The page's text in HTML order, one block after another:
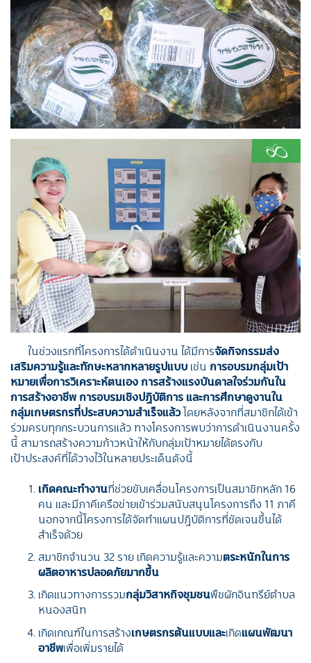
ในช่วงแรกที่โครงการได้ดำเนินงาน ได้มีการจัดกิจกรรมส่ง
เสริมความรู้และทักษะหลากหลายรูปแบบ เช่น การอบรมกลุ่มเป้า
หมายเพื่อการวิเคราะห์ตนเอง การสร้างแรงบันดาลใจร่วมกันใน
การสร้างอาชีพ การอบรมเชิงปฏิบัติการ และการศึกษาดูงานใน
กลุ่มเกษตรกรที่ประสบความสำเร็จแล้วโดยหลังจากที่สมาชิกได้เข้า
ร่วมครบทุกกระบวนการแล้ว ทางโครงการพบว่าการดำเนินงานครั้ง
นี้ สามารถสร้างความก้าวหน้าให้กับกลุ่มเป้าหมายได้ตรงกับ
เป้าประสงค์ที่ได้วางไว้ในหลายประเด็นดังนี้
เกิดคณะทำงานที่ช่วยขับเคลื่อนโครงการเป็นสมาชิกหลัก 16
คน และมีภาคีเครือข่ายเข้าร่วมสนับสนุนโครงการถึง 11 ภาคี
นอกจากนี้โครงการได้จัดทำแผนปฏิบัติการที่ชัดเจนขึ้นได้
สำเร็จด้วย
สมาชิกจำนวน 32 ราย เกิดความรู้และความตระหนักในการ
ผลิตอาหารปลอดภัยมากขึ้น
เกิดแนวทางการรวมกลุ่มวิสาหกิจชุมชนพืชผักอินทรีย์ตำบล
หนองสนิท
เกิดเกณฑ์ในการสร้างเกษตรกรต้นแบบและเกิดแผนพัฒนา
อาชีพเพื่อเพิ่มรายได้